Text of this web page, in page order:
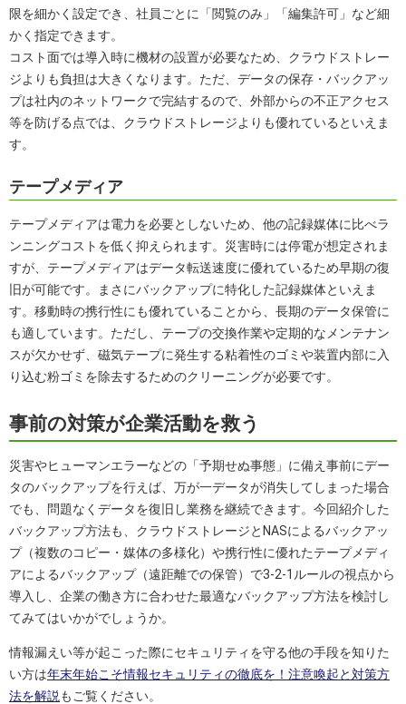
限を細かく設定でき、社員ごとに「閲覧のみ」「編集許可」など細
かく指定できます。
コスト面では導入時に機材の設置が必要なため、クラウドストレー
ジよりも負担は大きくなります。ただ、データの保存・バックアッ
プは社内のネットワークで完結するので、外部からの不正アクセス
等を防げる点では、クラウドストレージよりも優れているといえま
す。
テープメディア
テープメディアは電力を必要としないため、他の記録媒体に比べラ
ンニングコストを低く抑えられます。災害時には停電が想定されま
すが、テープメディアはデータ転送速度に優れているため早期の復
旧が可能です。まさにバックアップに特化した記録媒体といえま
す。移動時の携行性にも優れていることから、長期のデータ保管に
も適しています。ただし、テープの交換作業や定期的なメンテナン
スが欠かせず、磁気テープに発生する粘着性のゴミや装置内部に入
り込む粉ゴミを除去するためのクリーニングが必要です。
事前の対策が企業活動を救う
災害やヒューマンエラーなどの「予期せぬ事態」に備え事前にデー
タのバックアップを行えば、万が一データが消失してしまった場合
でも、問題なくデータを復旧し業務を継続できます。今回紹介した
バックアップ方法も、クラウドストレージとNASによるバックアッ
プ（複数のコピー・媒体の多様化）や携行性に優れたテープメディ
アによるバックアップ（遠距離での保管）で3-2-1ルールの視点から
導入し、企業の働き方に合わせた最適なバックアップ方法を検討し
てみてはいかがでしょうか。
情報漏えい等が起こった際にセキュリティを守る他の手段を知りた
い方は年末年始こそ情報セキュリティの徹底を！注意喚起と対策方
法を解説 もご覧ください。